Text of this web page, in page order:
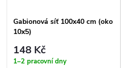
Gabionová síť 100x40 cm (oko
10x5)
148 Kč
1–2 pracovní dny